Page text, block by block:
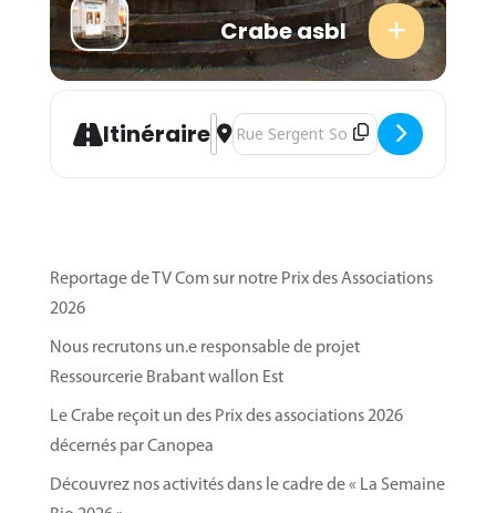
Crabe asbl
ItinéraireAddress - Marché hebdomadaire de
Destination Address - Marché
Reportage de TV Com sur notre Prix des Associations
2026
Nous recrutons un.e responsable de projet
Ressourcerie Brabant wallon Est
Le Crabe reçoit un des Prix des associations 2026
décernés par Canopea
Découvrez nos activités dans le cadre de « La Semaine